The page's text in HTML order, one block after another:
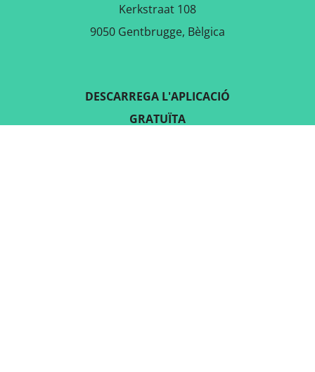
Kerkstraat 108
9050 Gentbrugge, Bèlgica
DESCARREGA L'APLICACIÓ
GRATUÏTA